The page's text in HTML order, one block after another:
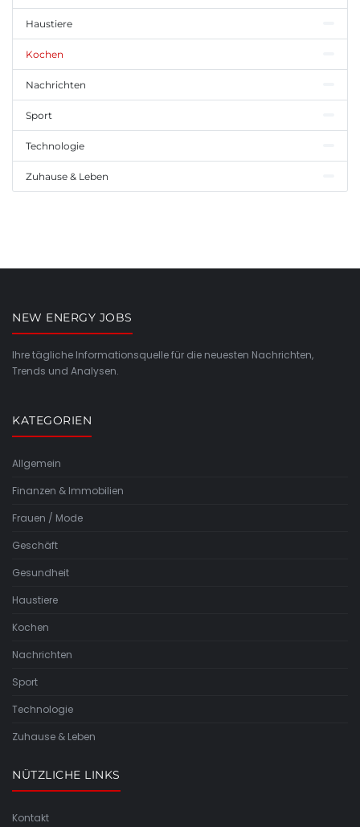
Haustiere
Kochen
Nachrichten
Sport
Technologie
Zuhause & Leben
NEW ENERGY JOBS
Ihre tägliche Informationsquelle für die neuesten Nachrichten,
Trends und Analysen.
KATEGORIEN
Allgemein
Finanzen & Immobilien
Frauen / Mode
Geschäft
Gesundheit
Haustiere
Kochen
Nachrichten
Sport
Technologie
Zuhause & Leben
NÜTZLICHE LINKS
Kontakt